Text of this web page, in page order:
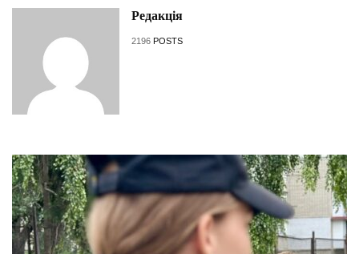
Редакція
2196 POSTS